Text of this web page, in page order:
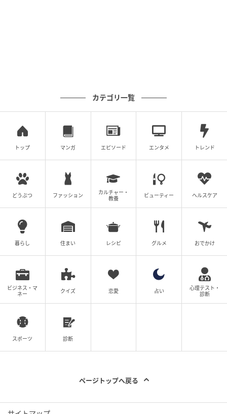
カテゴリ一覧
トップ マンガ エピソード エンタメ トレンド
どうぶつ ファッション
カルチャー・
教養
ビューティー ヘルスケア
暮らし 住まい レシピ グルメ おでかけ
ビジネス・マ
ネー
クイズ 恋愛 占い
心理テスト・
診断
スポーツ 診断
ページトップへ戻る